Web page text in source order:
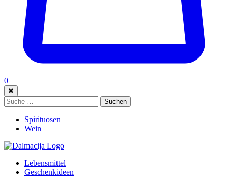
0
✖
Suche: Suchen
Spirituosen
Wein
Lebensmittel
Geschenkideen